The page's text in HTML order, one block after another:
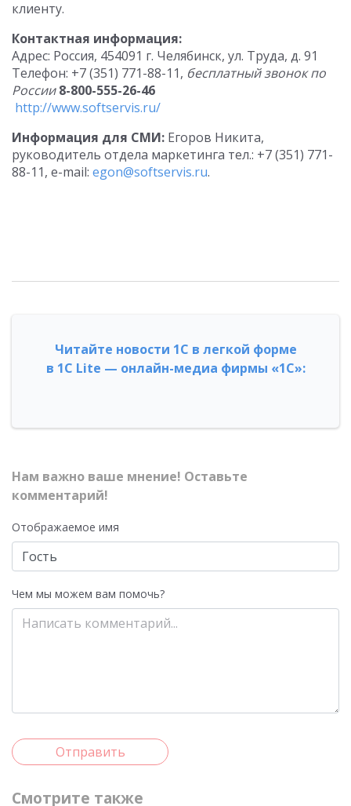
клиенту.
Контактная информация:
Адрес: Россия, 454091 г. Челябинск, ул. Труда, д. 91
Телефон: +7 (351) 771-88-11, бесплатный звонок по
России 8-800-555-26-46
http://www.softservis.ru/
Информация для СМИ: Егоров Никита,
руководитель отдела маркетинга тел.: +7 (351) 771-
88-11, e-mail: egon@softservis.ru.
Читайте новости 1С в легкой форме
в 1С Lite — онлайн-медиа фирмы «1С»:
Нам важно ваше мнение! Оставьте
комментарий!
Отображаемое имя
Чем мы можем вам помочь?
Отправить
Смотрите также